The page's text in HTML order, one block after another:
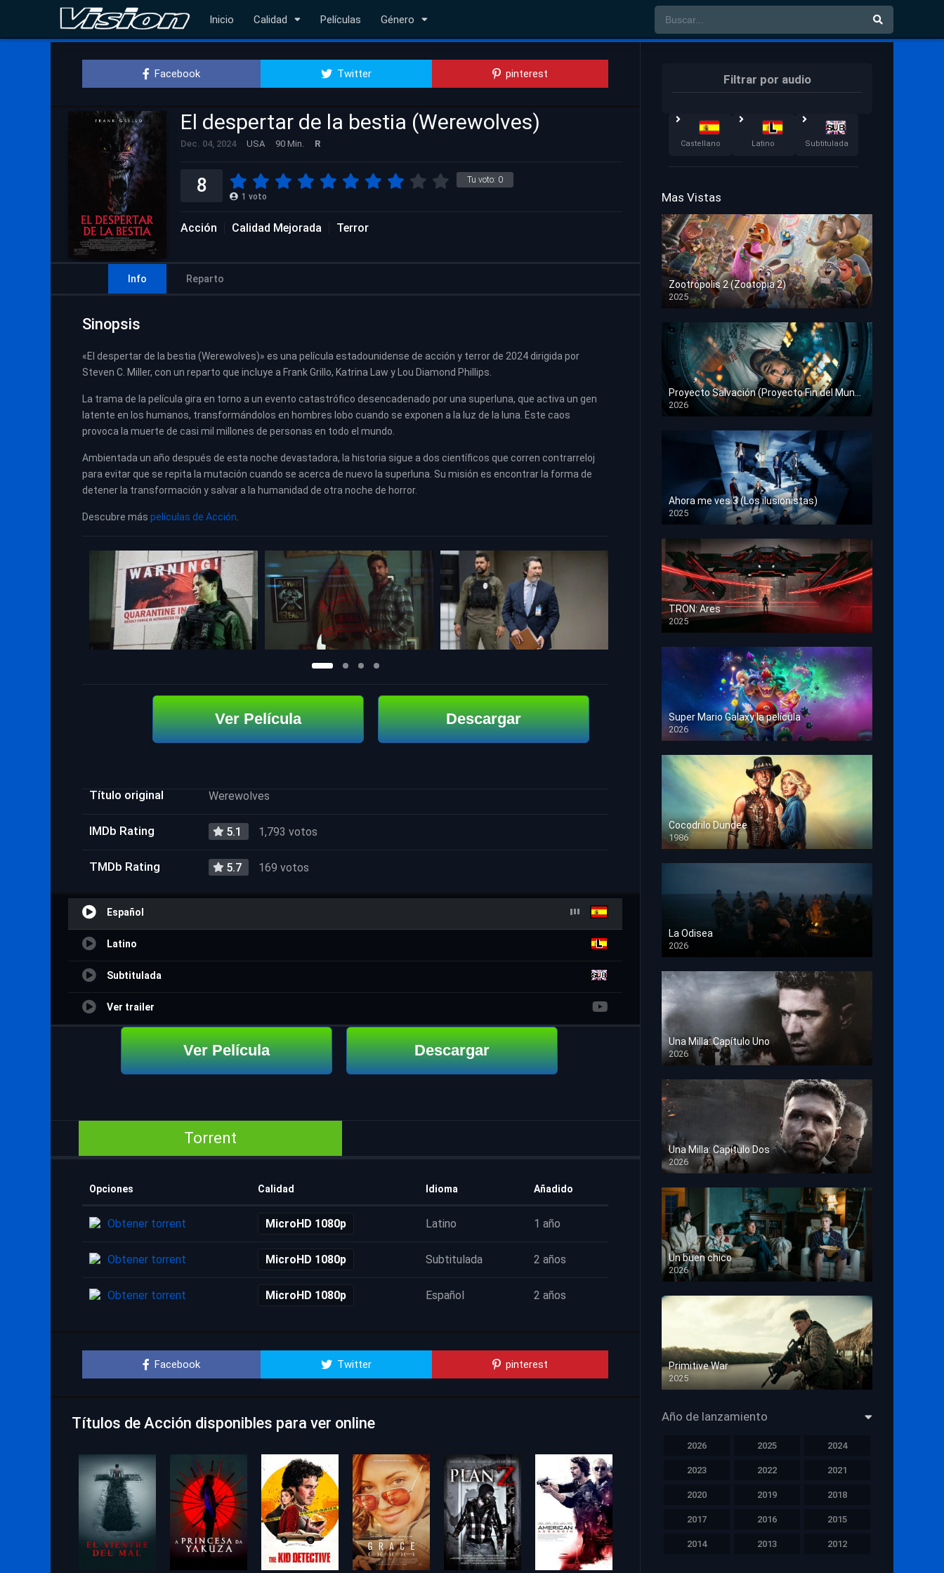
Inicio Calidad Películas Género
Facebook Twitter pinterest
El despertar de la bestia (Werewolves)
Dec. 04, 2024 USA 90 Min. R
Tu voto: 0
8 1 voto
Acción Calidad Mejorada Terror
Info Reparto
Sinopsis
«El despertar de la bestia (Werewolves)» es una película estadounidense de acción y terror de 2024 dirigida por
Steven C. Miller, con un reparto que incluye a Frank Grillo, Katrina Law y Lou Diamond Phillips.
La trama de la película gira en torno a un evento catastrófico desencadenado por una superluna, que activa un gen
latente en los humanos, transformándolos en hombres lobo cuando se exponen a la luz de la luna. Este caos
provoca la muerte de casi mil millones de personas en todo el mundo.
Ambientada un año después de esta noche devastadora, la historia sigue a dos científicos que corren contrarreloj
para evitar que se repita la mutación cuando se acerca de nuevo la superluna. Su misión es encontrar la forma de
detener la transformación y salvar a la humanidad de otra noche de horror.
Descubre más películas de Acción
Ver Película Descargar
Título original Werewolves
IMDb Rating 5.1 1,793 votos
TMDb Rating 5.7 169 votos
Español
Latino
Subtitulada
Ver trailer
Ver Película Descargar
Torrent
Opciones Calidad Idioma Añadido
Obtener torrent MicroHD 1080p Latino 1 año
Obtener torrent MicroHD 1080p Subtitulada 2 años
Obtener torrent MicroHD 1080p Español 2 años
Facebook Twitter pinterest
Títulos de Acción disponibles para ver online
Filtrar por audio
Castellano Latino Subtitulada
Mas Vistas
Zootrópolis 2 (Zootopia 2)
2025
HD 1080p
Proyecto Salvación (Proyecto Fin del Mundo)
2026
HD 1080p
Ahora me ves 3 (Los ilusionistas)
2025
HD 1080p
TRON: Ares
2025
HD 1080p
Super Mario Galaxy la película
2026
HD 1080p
Cocodrilo Dundee
1986
HD 1080p
La Odisea
2026
TS Screener
Una Milla: Capítulo Uno
2026
HD 1080p
Una Milla: Capítulo Dos
2026
HD 1080p
Un buen chico
2026
HD 1080p
Primitive War
2025
HD 1080p
Año de lanzamiento
2026 2025 2024
2023 2022 2021
2020 2019 2018
2017 2016 2015
2014 2013 2012